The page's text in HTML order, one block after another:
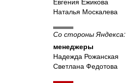
Наталья Москалева
Со стороны Яндекса:
менеджеры
Надежда Рожанская
Светлана Федотова